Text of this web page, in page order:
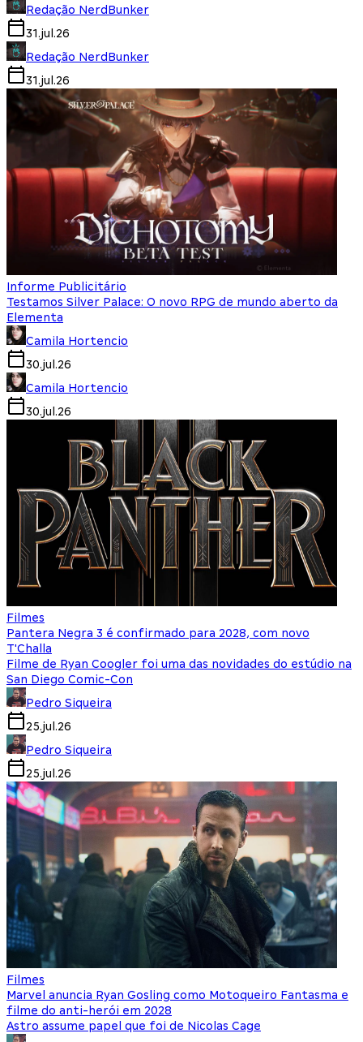
Redação NerdBunker
31.jul.26
Redação NerdBunker
31.jul.26
Informe Publicitário
Testamos Silver Palace: O novo RPG de mundo aberto da
Elementa
Camila Hortencio
30.jul.26
Camila Hortencio
30.jul.26
Filmes
Pantera Negra 3 é confirmado para 2028, com novo
T'Challa
Filme de Ryan Coogler foi uma das novidades do estúdio na
San Diego Comic-Con
Pedro Siqueira
25.jul.26
Pedro Siqueira
25.jul.26
Filmes
Marvel anuncia Ryan Gosling como Motoqueiro Fantasma e
filme do anti-herói em 2028
Astro assume papel que foi de Nicolas Cage